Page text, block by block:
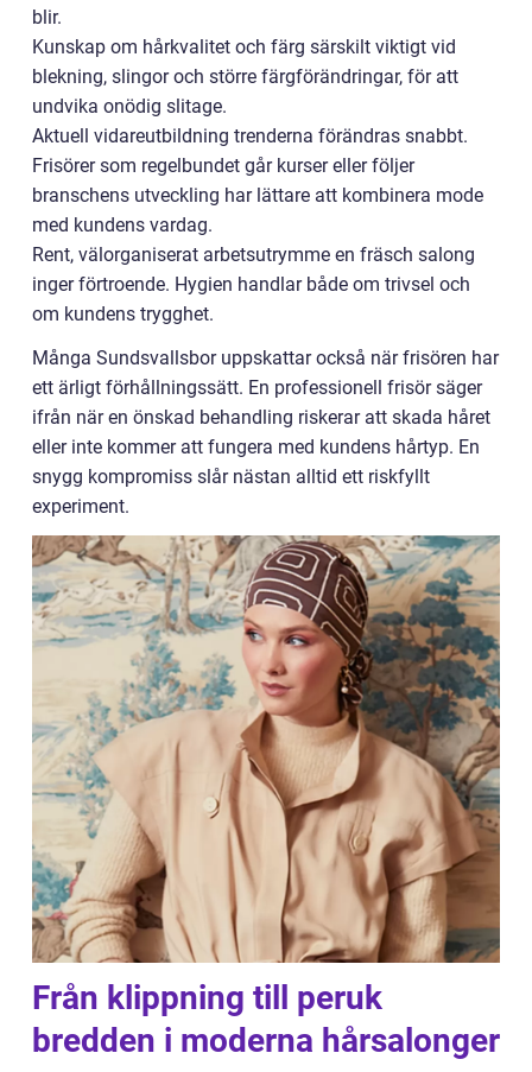
blir.
Kunskap om hårkvalitet och färg särskilt viktigt vid
blekning, slingor och större färgförändringar, för att
undvika onödig slitage.
Aktuell vidareutbildning trenderna förändras snabbt.
Frisörer som regelbundet går kurser eller följer
branschens utveckling har lättare att kombinera mode
med kundens vardag.
Rent, välorganiserat arbetsutrymme en fräsch salong
inger förtroende. Hygien handlar både om trivsel och
om kundens trygghet.
Många Sundsvallsbor uppskattar också när frisören har
ett ärligt förhållningssätt. En professionell frisör säger
ifrån när en önskad behandling riskerar att skada håret
eller inte kommer att fungera med kundens hårtyp. En
snygg kompromiss slår nästan alltid ett riskfyllt
experiment.
Från klippning till peruk
bredden i moderna hårsalonger